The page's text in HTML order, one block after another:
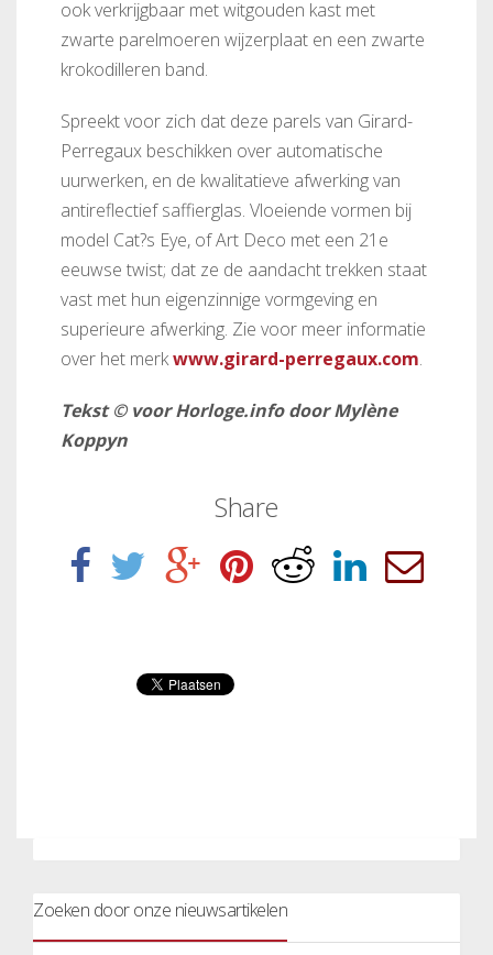
ook verkrijgbaar met witgouden kast met
zwarte parelmoeren wijzerplaat en een zwarte
krokodilleren band.
Spreekt voor zich dat deze parels van Girard-
Perregaux beschikken over automatische
uurwerken, en de kwalitatieve afwerking van
antireflectief saffierglas. Vloeiende vormen bij
model Cat?s Eye, of Art Deco met een 21e
eeuwse twist; dat ze de aandacht trekken staat
vast met hun eigenzinnige vormgeving en
superieure afwerking. Zie voor meer informatie
over het merkwww.girard-perregaux.com.
Tekst © voor Horloge.info door Mylène
Koppyn
Share
Zoeken door onze nieuwsartikelen